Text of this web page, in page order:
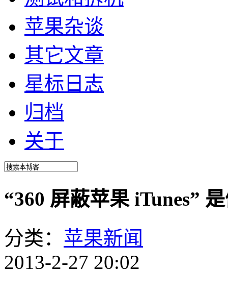
苹果杂谈
其它文章
星标日志
归档
关于
“360 屏蔽苹果 iTunes”
分类： 苹果新闻
2013-2-27 20:02